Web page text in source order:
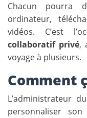
Chacun pourra
ordinateur,
vidéos. C’est
collaboratif privé,
voyage à plusieurs.
Comment
L’administrateur
personnaliser